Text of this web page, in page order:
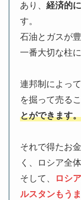
あり、経済的
す。
石油とガスが
一番大切な柱
連邦制によっ
を掘って売る
とができます
それで得たお
く、ロシア全
そして、
ロシ
ルスタンもう